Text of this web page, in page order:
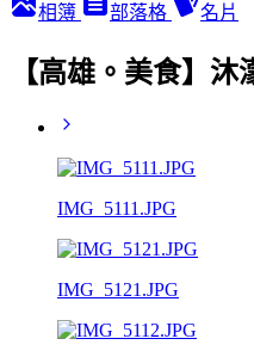
相簿 部落格 名片
【高雄。美食】
IMG_5111.JPG
IMG_5121.JPG